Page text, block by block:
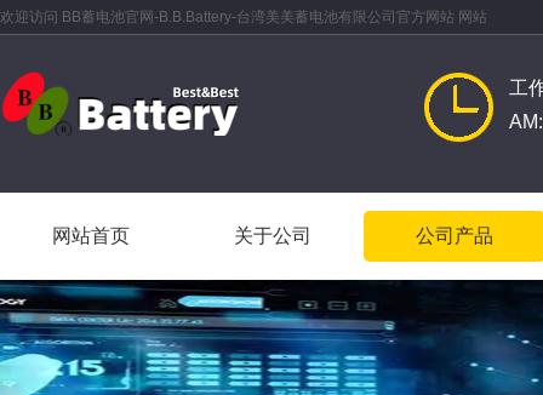
欢迎访问 BB蓄电池官网-B.B.Battery-台湾美美蓄电池有限公司官方网站 网站
工
网站首页 关于公司 公司产品